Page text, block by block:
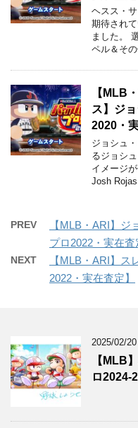
ヘスス・
期待され
ました。
ペル＆そ
【MLB
ス】ジ
2020・
ジョシュ
るジョシ
イメージ
Josh
PREV
【MLB・ARI】ジ
プロ2022・実在査
NEXT
【MLB・ARI】ス
2022・実在査定】
2025/02/20
【MLB
ロ2024-